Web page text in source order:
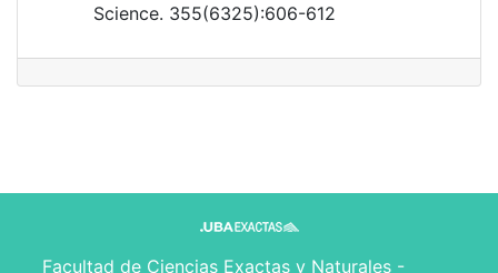
Science. 355(6325):606-612
Facultad de Ciencias Exactas y Naturales -